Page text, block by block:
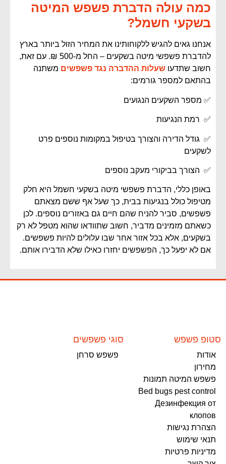
כמה עולה הדברת פשפש המיטה
בשקעי חשמל?
אנחנו גאים להגיש ללקוחותינו את המחיר הזול ביותר בארץ
להדברת פשפשי מיטה בשקעים – החל מ-500 ₪. עם זאת,
חשוב שתדעו שעלות ההדברה נגד פשפשים משתנה
בהתאם למספר גורמים:
✅ מספר השקעים הנגועים
✅ רמת הנגיעות
✅ גודל הדירה והצורך בטיפול במקומות נוספים פרט
לשקעים
✅ הצורך בביקורי מעקב נוספים
באופן כללי, הדברת פשפשי מיטה בשקעי חשמל היא חלק
מטיפול כולל בנגיעות בבית, כך שעל אף ששם מצאתם
פשפשים, סביר להניח שהם חיים גם באזורים נוספים. לכן
כשאתם מזמינים מדביר, חשוב שתוודאו שהוא מטפל לא רק
בשקעים, אלא בכל אזור אחר שבו עלולים להיות פשפשים.
אם לא יפעל כך, הפשפשים יחזרו כאילו שלא הדבירו אותם.
סטופ פשפש
אודות
מחירון
פשפש המיטה תמונות
Bed bugs pest control
Дезинфекция от
клопов
הצהרת נגישות
תנאי שימוש
מדיניות פרטיות
סוגי פשפשים
פשפש סרחן